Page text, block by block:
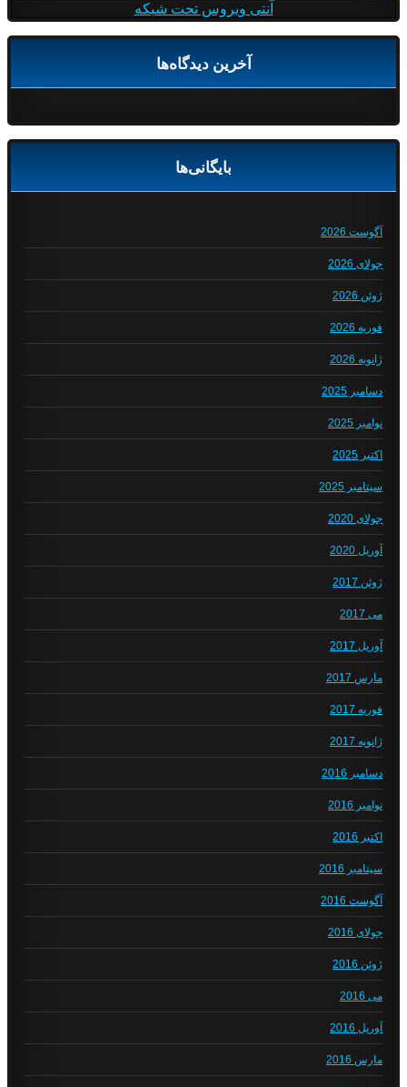
آنتی ویروس تحت شبکه
آخرین دیدگاه‌ها
بایگانی‌ها
آگوست 2026
جولای 2026
ژوئن 2026
فوریه 2026
ژانویه 2026
دسامبر 2025
نوامبر 2025
اکتبر 2025
سپتامبر 2025
جولای 2020
آوریل 2020
ژوئن 2017
می 2017
آوریل 2017
مارس 2017
فوریه 2017
ژانویه 2017
دسامبر 2016
نوامبر 2016
اکتبر 2016
سپتامبر 2016
آگوست 2016
جولای 2016
ژوئن 2016
می 2016
آوریل 2016
مارس 2016